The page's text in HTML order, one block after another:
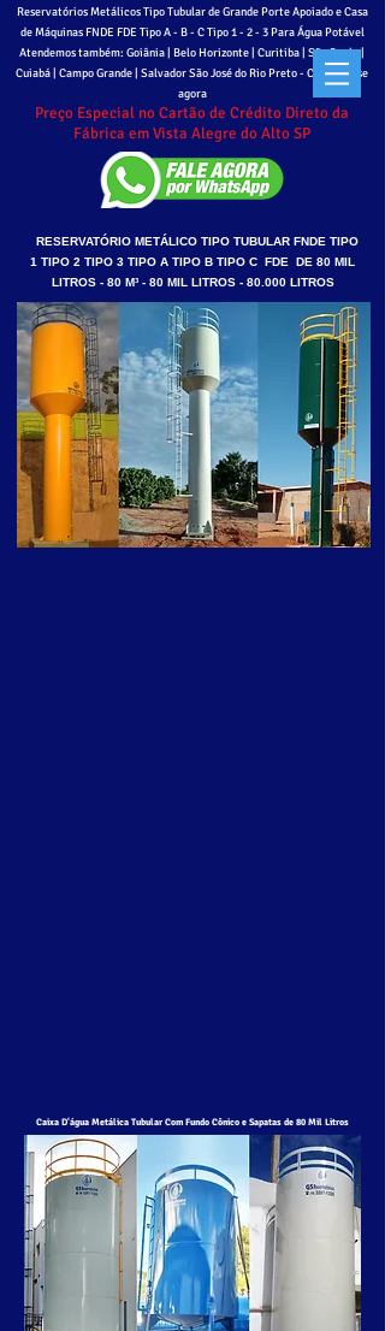
Reservatórios Metálicos Tipo Tubular de Grande Porte Apoiado e Casa
de Máquinas FNDE FDE Tipo A - B - CTipo 1 - 2 - 3 Para Água Potável
Atendemos também: Goiânia | Belo Horizonte | Curitiba | São Paulo |
Cuiabá | Campo Grande | Salvador São José do Rio Preto - Cadastre-se
agora
Preço Especial no Cartão de Crédito Direto da
Fábrica em Vista Alegre do Alto SP
RESERVATÓRIO METÁLICO TIPO TUBULAR FNDE TIPO
1 TIPO 2 TIPO 3 TIPO A TIPO B TIPO C FDE DE 80 MIL
LITROS - 80 M³ - 80 MIL LITROS - 80.000 LITROS
Caixa D'água Metálica Tubular Com Fundo Cônico e Sapatas de 80 Mil Litros